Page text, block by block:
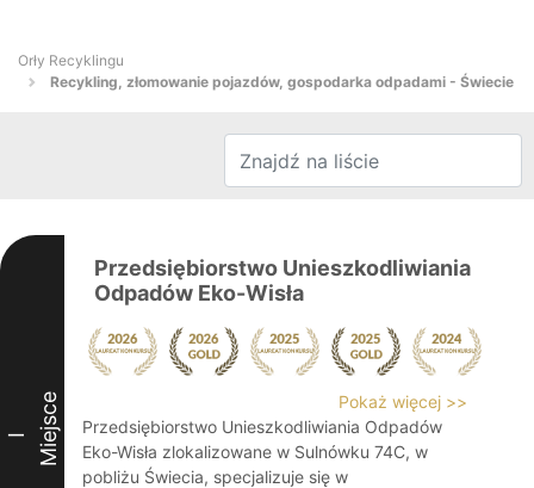
Orły Recyklingu
Recykling, złomowanie pojazdów, gospodarka odpadami - Świecie
I Miejsce
Przedsiębiorstwo Unieszkodliwiania
Odpadów Eko-Wisła
Pokaż więcej >>
Przedsiębiorstwo Unieszkodliwiania Odpadów
Eko-Wisła zlokalizowane w Sulnówku 74C, w
pobliżu Świecia, specjalizuje się w